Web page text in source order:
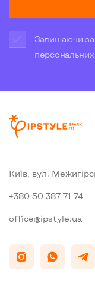
Залишаючи
Київ, вул.
+380 50 387 71 74
office@ipstyle.ua